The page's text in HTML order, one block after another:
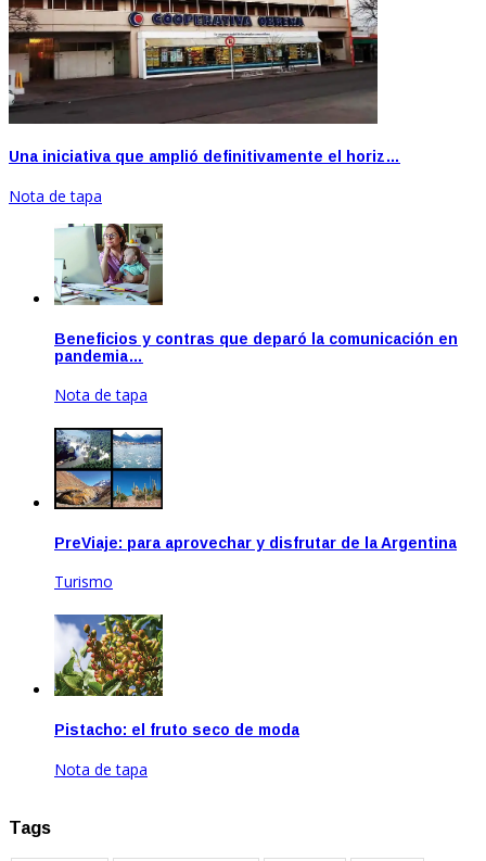
Una iniciativa que amplió definitivamente el horiz…
Nota de tapa
Beneficios y contras que deparó la comunicación en
pandemia…
Nota de tapa
PreViaje: para aprovechar y disfrutar de la Argentina
Turismo
Pistacho: el fruto seco de moda
Nota de tapa
Tags